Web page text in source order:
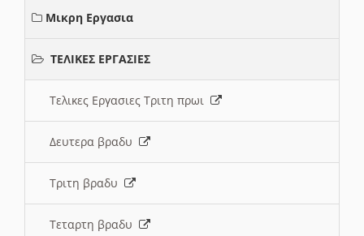
Μικρη Εργασια
ΤΕΛΙΚΕΣ ΕΡΓΑΣΙΕΣ
Τελικες Εργασιες Τριτη πρωι
Δευτερα βραδυ
Τριτη βραδυ
Τεταρτη βραδυ